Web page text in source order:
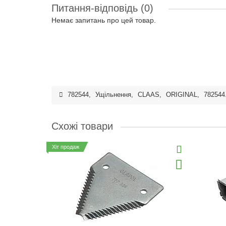
Питання-відповідь (0)
Немає запитань про цей товар.
782544, Ущільнення, CLAAS, ORIGINAL,
Схожі товари
Хіт продаж